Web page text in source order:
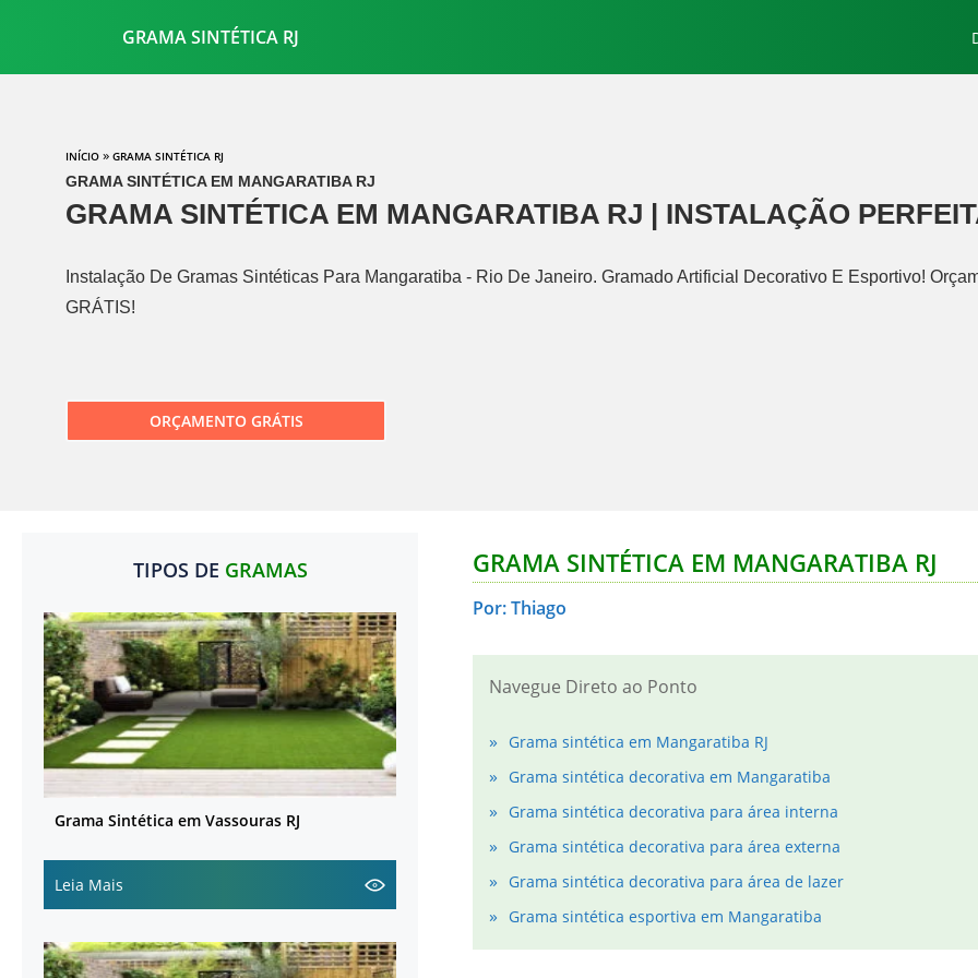
GRAMA SINTÉTICA RJ
INÍCIO » GRAMA SINTÉTICA RJ
GRAMA SINTÉTICA EM MANGARATIBA RJ
GRAMA SINTÉTICA EM MANGARATIBA RJ | INSTALAÇÃO
Instalação De Gramas Sintéticas Para Mangaratiba - Rio De Janeiro. Gramado Artificial Decorativo E Esportivo!
GRÁTIS!
ORÇAMENTO GRÁTIS
GRAMA SINTÉTICA EM MANGARATIBA RJ
Por: Thiago
Navegue Direto ao Ponto
Grama sintética em Mangaratiba RJ
Grama sintética decorativa em Mangaratiba
Grama sintética decorativa para área interna
Grama sintética decorativa para área externa
Grama sintética decorativa para área de lazer
Grama sintética esportiva em Mangaratiba
TIPOS DE GRAMAS
Grama Sintética em Vassouras RJ
Leia Mais